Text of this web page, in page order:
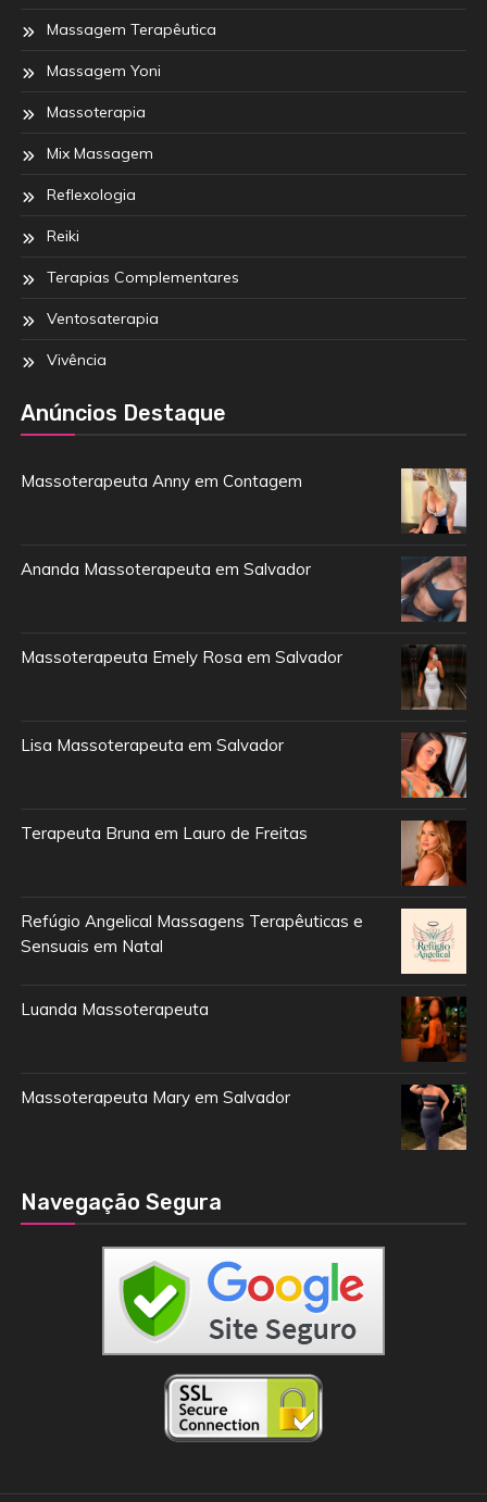
Massagem Terapêutica
Massagem Yoni
Massoterapia
Mix Massagem
Reflexologia
Reiki
Terapias Complementares
Ventosaterapia
Vivência
Anúncios Destaque
Massoterapeuta Anny em Contagem
Ananda Massoterapeuta em Salvador
Massoterapeuta Emely Rosa em Salvador
Lisa Massoterapeuta em Salvador
Terapeuta Bruna em Lauro de Freitas
Refúgio Angelical Massagens Terapêuticas e
Sensuais em Natal
Luanda Massoterapeuta
Massoterapeuta Mary em Salvador
Navegação Segura